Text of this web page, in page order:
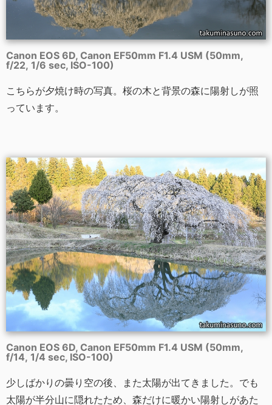
Canon EOS 6D, Canon EF50mm F1.4 USM (50mm,
f/22, 1/6 sec, ISO-100)
こちらが夕焼け時の写真。桜の木と背景の森に陽射しが照
っています。
Canon EOS 6D, Canon EF50mm F1.4 USM (50mm,
f/14, 1/4 sec, ISO-100)
少しばかりの曇り空の後、また太陽が出てきました。でも
太陽が半分山に隠れたため、森だけに暖かい陽射しがあた